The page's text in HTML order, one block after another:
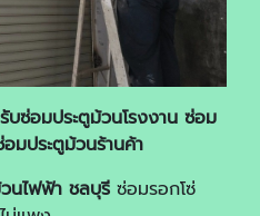
ซ่อมประตูม้วนโรงงาน ซ่อม
มประตูม้วนร้านค้า
นไฟฟ้า ชลบุรี ซ่อมรอกโซ่